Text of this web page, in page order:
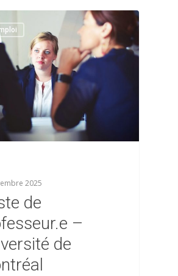
2025
de
–
de